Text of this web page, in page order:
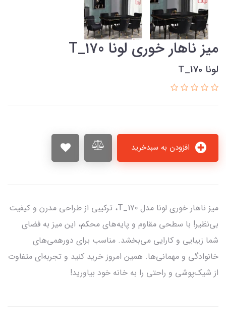
میز ناهار خوری لونا T_170
لونا T_170
میز ناهار خوری لونا مدل T_170، ترکیبی از طراحی مدرن و کیفیت
بی‌نظیر! با سطحی مقاوم و پایه‌های محکم، این میز به فضای
شما زیبایی و کارایی می‌بخشد. مناسب برای دورهمی‌های
خانوادگی و مهمانی‌ها. همین امروز خرید کنید و تجربه‌ای متفاوت
از شیک‌پوشی و راحتی را به خانه خود بیاورید!